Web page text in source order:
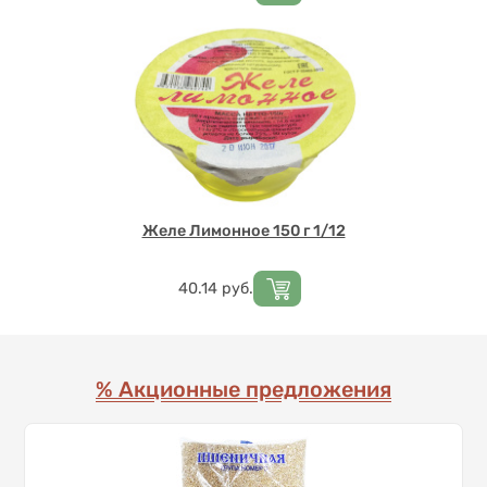
Желе Лимонное 150 г 1/12
Цена
40.14 руб.
% Акционные предложения